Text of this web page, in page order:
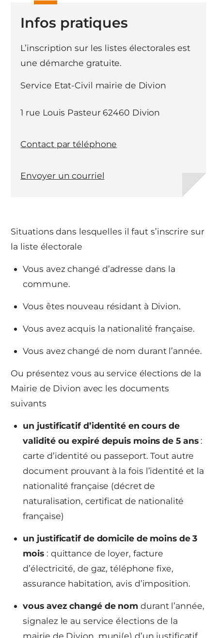
Situations dans lesquelles il faut s’inscrire sur
la liste électorale
Vous avez changé d’adresse dans la
commune.
Vous êtes nouveau résidant à Divion.
Vous avez acquis la nationalité française.
Vous avez changé de nom durant l’année.
Ou présentez vous au service élections de la
Mairie de Divion avec les documents
suivants
un justificatif d’identité en cours de
validité ou expiré depuis moins de 5 ans:
carte d’identité ou passeport. Tout autre
document prouvant à la fois l’identité et la
nationalité française (décret de
naturalisation, certificat de nationalité
française)
un justificatif de domicile de moins de 3
mois : quittance de loyer, facture
d’électricité, de gaz, téléphone fixe,
assurance habitation, avis d’imposition.
vous avez changé de nom durant l’année,
signalez le au service élections de la
mairie de Divion, muni(e) d’un justificatif
Infos pratiques
L’inscription sur les listes électorales est
une démarche gratuite.
Service Etat-Civil mairie de Divion
1 rue Louis Pasteur 62460 Divion
Contact par téléphone
Envoyer un courriel